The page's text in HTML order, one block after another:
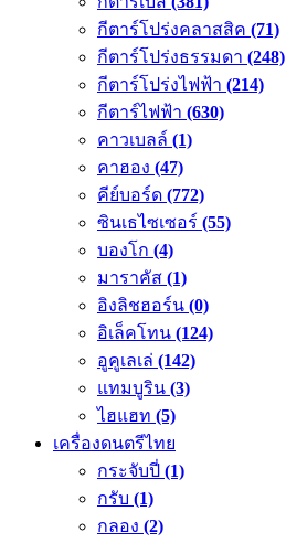
กีตาร์โปร่งคลาสสิค (71)
กีตาร์โปร่งธรรมดา (248)
กีตาร์โปร่งไฟฟ้า (214)
กีตาร์ไฟฟ้า (630)
คาวเบลล์ (1)
คาฮอง (47)
คีย์บอร์ด (772)
ซินเธไซเซอร์ (55)
บองโก (4)
มาราคัส (1)
อิงลิชฮอร์น (0)
อิเล็คโทน (124)
อูคูเลเล่ (142)
แทมบูริน (3)
ไฮแฮท (5)
เครื่องดนตรีไทย
กระจับปี่ (1)
กรับ (1)
กลอง (2)